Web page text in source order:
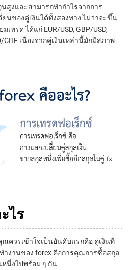
นสูงและสามารถทำกำไรจากการ
นของคู่เงินได้ทั้งสองทาง ไม่ว่าจะขึ้น
ทรด ได้แก่ EUR/USD, GBP/USD,
CHF เนื่องจากคู่เงินเหล่านี้มักมีสภาพ
ไร
ควรเข้าใจเป็นอันดับแรกคือ คู่เงินที่
ำงานของ forex คือการคุณการซื้อสกุล
หนึ่งไปพร้อม ๆ กัน